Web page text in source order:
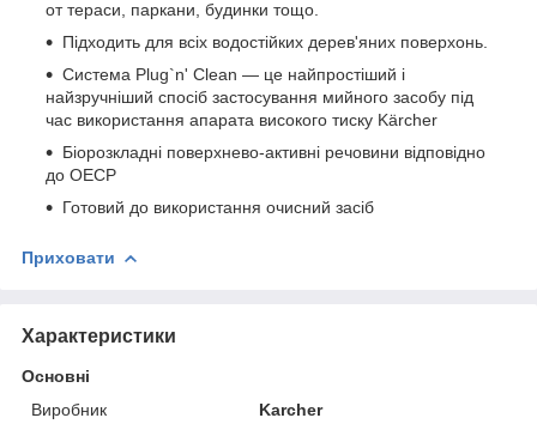
от тераси, паркани, будинки тощо.
Підходить для всіх водостійких дерев'яних поверхонь.
Система Plug`n' Clean — це найпростіший і
найзручніший спосіб застосування мийного засобу під
час використання апарата високого тиску Kärcher
Біорозкладні поверхнево-активні речовини відповідно
до ОЕСР
Готовий до використання очисний засіб
Приховати
Характеристики
Основні
Виробник
Karcher